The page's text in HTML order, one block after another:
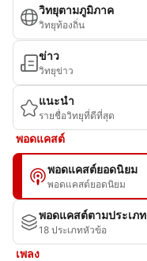
วิทยุตามภูมิภาค
วิทยุท้องถิ่น
ข่าว
วิทยุข่าว
แนะนำ
รายชื่อวิทยุที่ดีที่สุด
พอดแคสต์
พอดแคสต์ยอดนิยม
พอดแคสต์ยอดนิยม
พอดแคสต์ตามประเภท
18 ประเภทหัวข้อ
เพลง